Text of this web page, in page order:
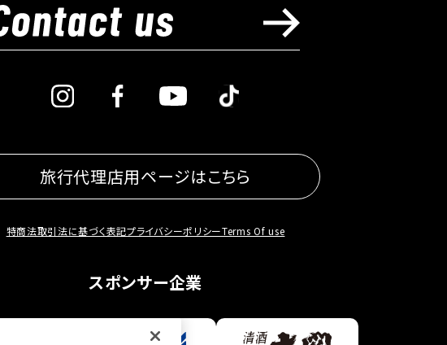
旅行代理店用ページはこちら
特商法取引法に基づく表記プライバシーポリシーTerms Of use
スポンサー企業